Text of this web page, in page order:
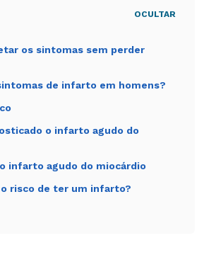
OCULTAR
os sintomas sem perder
de infarto em homens?
o infarto agudo do
infarto agudo do miocárdio
risco de ter um infarto?